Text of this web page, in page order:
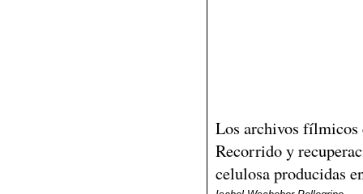
Los archivos fílmicos
Recorrido y
celulosa producidas